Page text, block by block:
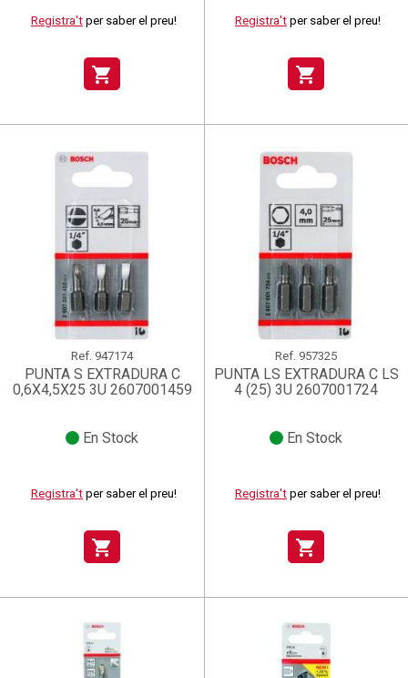
Registra't per saber el preu!
shopping_cart
Registra't per saber el preu!
shopping_cart
Ref. 947174
PUNTA S EXTRADURA C
0,6X4,5X25 3U 2607001459
En Stock
Registra't per saber el preu!
shopping_cart
Ref. 957325
PUNTA LS EXTRADURA C LS
4 (25) 3U 2607001724
En Stock
Registra't per saber el preu!
shopping_cart